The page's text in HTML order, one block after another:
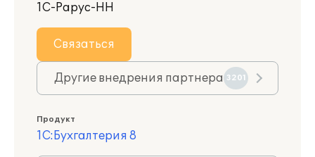
1С-Рарус-НН
Связаться
Другие внедрения партнера 3201
Продукт
1С:Бухгалтерия 8